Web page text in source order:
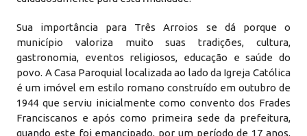
Sua importância para Três Arroios se dá porque o
município valoriza muito suas tradições, cultura,
gastronomia, eventos religiosos, educação e saúde do
povo. A Casa Paroquial localizada ao lado da Igreja Católica
é um imóvel em estilo romano construído em outubro de
1944 que serviu inicialmente como convento dos Frades
Franciscanos e após como primeira sede da prefeitura,
quando este foi emancipado, por um período de 17 anos,